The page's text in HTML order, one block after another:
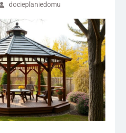
docieplaniedomu